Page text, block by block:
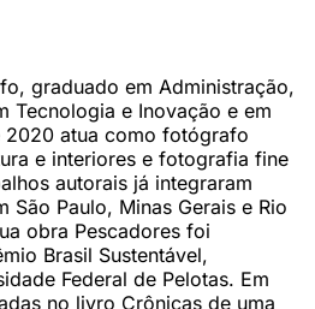
graduado em Administração,
Tecnologia e Inovação e em
2020 atua como fotógrafo
e interiores e fotografia fine
autorais já integraram
São Paulo, Minas Gerais e Rio
obra Pescadores foi
Brasil Sustentável,
Federal de Pelotas. Em
no livro Crônicas de uma